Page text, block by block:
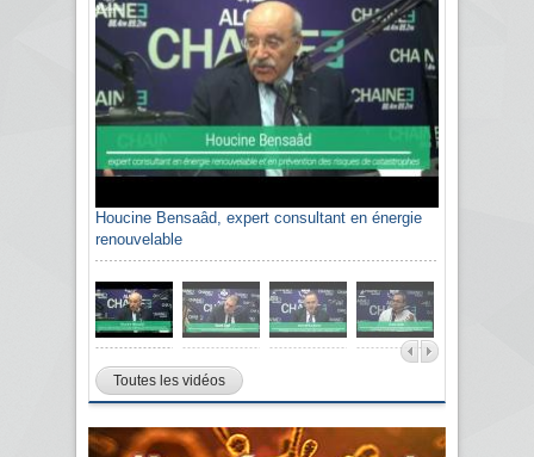
Houcine Bensaâd, expert consultant en énergie
renouvelable
Toutes les vidéos